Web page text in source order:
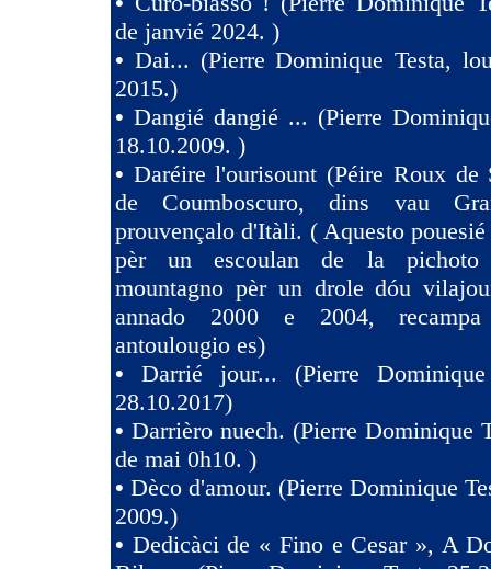
de janvié 2024. )
• Dai... (Pierre Dominique Testa,
2015.)
• Dangié dangié ... (Pierre
18.10.2009. )
• Daréire l'ourisount (Péire Roux de
de Coumboscuro, dins vau
prouvençalo d'Itàli. ( Aquesto
pèr un escoulan de la pichoto
mountagno pèr un drole dóu
annado 2000 e 2004,
antoulougio es)
• Darrié jour... (Pierre
28.10.2017)
• Darrièro nuech. (Pierre Dominique
de mai 0h10. )
• Dèco d'amour. (Pierre Dominique
2009.)
• Dedicàci de « Fino e Cesar », A